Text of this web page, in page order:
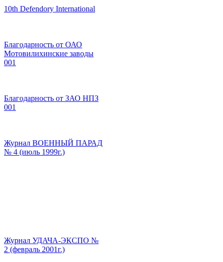
10th Defendory International
Благодарность от ОАО
Мотовилихинские заводы
001
Благодарность от ЗАО НПЗ
001
Журнал ВОЕННЫЙ ПАРАД
№ 4 (июль 1999г.)
Журнал УДАЧА-ЭКСПО №
2 (февраль 2001г.)